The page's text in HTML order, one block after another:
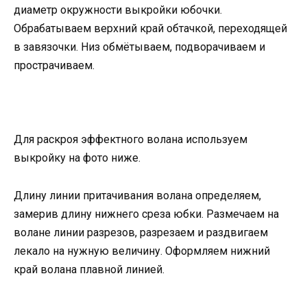
диаметр окружности выкройки юбочки.
Обрабатываем верхний край обтачкой, переходящей
в завязочки. Низ обмётываем, подворачиваем и
прострачиваем.
Для раскроя эффектного волана используем
выкройку на фото ниже.
Длину линии притачивания волана определяем,
замерив длину нижнего среза юбки. Размечаем на
волане линии разрезов, разрезаем и раздвигаем
лекало на нужную величину. Оформляем нижний
край волана плавной линией.